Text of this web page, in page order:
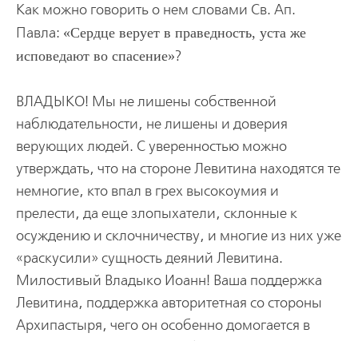
Как можно говорить о нем словами Св. Ап.
Павла:
Сердце верует в праведность, уста же
исповедают во спасение ?
ВЛАДЫКО! Мы не лишены собственной
наблюдательности, не лишены и доверия
верующих людей. С уверенностью можно
утверждать, что на стороне Левитина находятся те
немногие, кто впал в грех высокоумия и
прелести, да еще злопыхатели, склонные к
осуждению и склочничеству, и многие из них уже
«раскусили» сущность деяний Левитина.
Милостивый Владыко Иоанн! Ваша поддержка
Левитина, поддержка авторитетная со стороны
Архипастыря, чего он особенно домогается в